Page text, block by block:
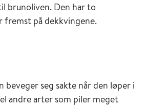
brunoliven. Den har to
fremst på dekkvingene.
beveger seg sakte når den løper i
andre arter som piler meget